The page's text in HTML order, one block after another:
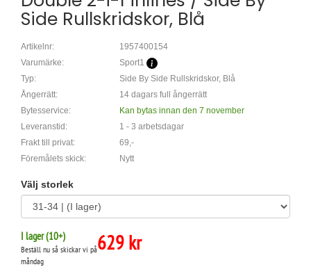
Side Rullskridskor, Blå
Artikelnr:
1957400154
Varumärke:
Sport1
Typ:
Side By Side Rullskridskor, Blå
Ångerrätt:
14 dagars full ångerrätt
Bytesservice:
Kan bytas innan den 7 november
Leveranstid:
1 - 3 arbetsdagar
Frakt till privat:
69,-
Föremålets skick:
Nytt
Välj storlek
I lager (10+)
Beställ nu så skickar vi på
måndag
629 kr